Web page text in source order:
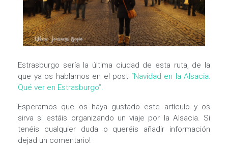
Estrasburgo sería la última ciudad de esta ruta, de la
que ya os hablamos en el post “Navidad en la Alsacia:
Qué ver en Estrasburgo”.
Esperamos que os haya gustado este artículo y os
sirva si estáis organizando un viaje por la Alsacia. Si
tenéis cualquier duda o queréis añadir información
dejad un comentario!